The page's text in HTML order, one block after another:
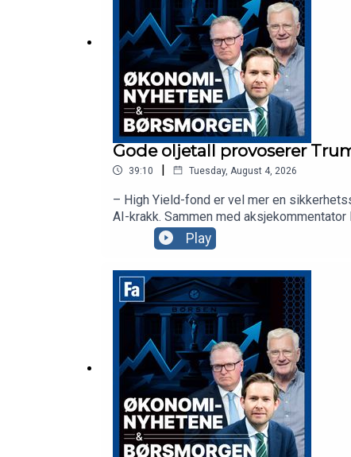
Gode oljetall provoserer
39:10 | Tuesday, August 4, 2026
– High Yield-fond er vel mer en
AI-krakk. Sammen med
Play